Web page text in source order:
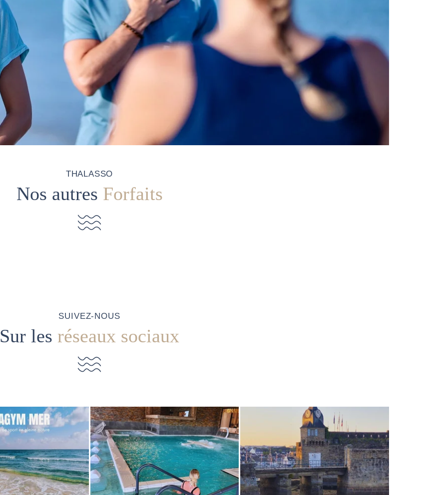
THALASSO
Nos autres Forfaits
SUIVEZ-NOUS
Sur les réseaux sociaux